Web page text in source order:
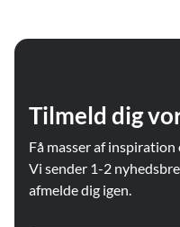
Tilmeld dig
Få masser af
Vi sender 1-2
afmelde dig igen.